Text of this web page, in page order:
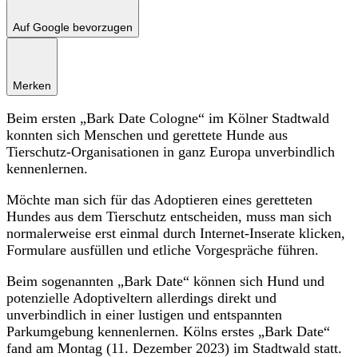
Auf Google bevorzugen
Merken
Beim ersten „Bark Date Cologne“ im Kölner Stadtwald
konnten sich Menschen und gerettete Hunde aus
Tierschutz-Organisationen in ganz Europa unverbindlich
kennenlernen.
Möchte man sich für das Adoptieren eines geretteten
Hundes aus dem Tierschutz entscheiden, muss man sich
normalerweise erst einmal durch Internet-Inserate klicken,
Formulare ausfüllen und etliche Vorgespräche führen.
Beim sogenannten „Bark Date“ können sich Hund und
potenzielle Adoptiveltern allerdings direkt und
unverbindlich in einer lustigen und entspannten
Parkumgebung kennenlernen. Kölns erstes „Bark Date“
fand am Montag (11. Dezember 2023) im Stadtwald statt.